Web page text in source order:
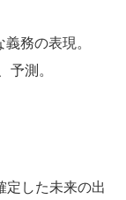
務の表現。
予測。
定した未来の出